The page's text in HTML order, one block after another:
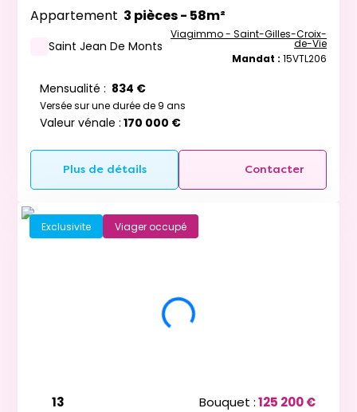
Appartement 3 pièces - 58m²
Saint Jean De Monts
Viagimmo - Saint-Gilles-Croix-
de-Vie
Mandat : 15VTL206
Mensualité : 834 €
Versée sur une durée de 9 ans
Valeur vénale : 170 000 €
Plus de détails Contacter
Exclusivite Viager occupé
13 Bouquet :125 200 €